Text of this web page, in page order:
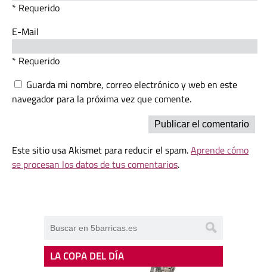
* Requerido
E-Mail
* Requerido
Guarda mi nombre, correo electrónico y web en este
navegador para la próxima vez que comente.
Este sitio usa Akismet para reducir el spam.Aprende cómo
se procesan los datos de tus comentarios.
LA COPA DEL DÍA